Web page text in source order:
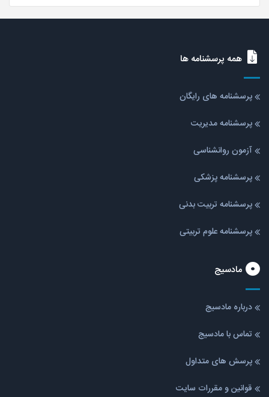
همه پرسشنامه ها
پرسشنامه های رایگان
پرسشنامه مدیریت
آزمون روانشناسی
پرسشنامه پزشکی
پرسشنامه تربیت بدنی
پرسشنامه علوم تربیتی
مادسیج
درباره مادسیج
تماس با مادسیج
پرسش های متداول
قوانین و مقررات سایت